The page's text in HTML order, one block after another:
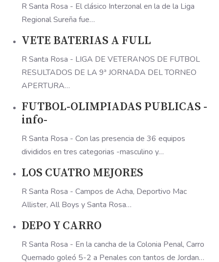
R Santa Rosa - El clásico Interzonal en la de la Liga
Regional Sureña fue…
VETE BATERIAS A FULL
R Santa Rosa - LIGA DE VETERANOS DE FUTBOL
RESULTADOS DE LA 9ª JORNADA DEL TORNEO
APERTURA…
FUTBOL-OLIMPIADAS PUBLICAS -
info-
R Santa Rosa - Con las presencia de 36 equipos
divididos en tres categorias -masculino y…
LOS CUATRO MEJORES
R Santa Rosa - Campos de Acha, Deportivo Mac
Allister, All Boys y Santa Rosa…
DEPO Y CARRO
R Santa Rosa - En la cancha de la Colonia Penal, Carro
Quemado goleó 5-2 a Penales con tantos de Jordan…